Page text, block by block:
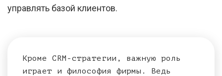
управлять базой клиентов.
Кроме CRM-стратегии, важную роль
играет и философия фирмы. Ведь